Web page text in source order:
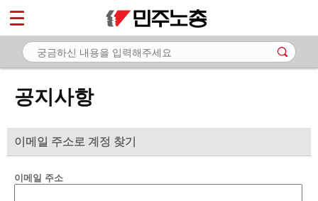
공지사항
이메일 주소로 계정 찾기
이메일 주소
마이페이지
소개
- 공지사항
- 성명·보도